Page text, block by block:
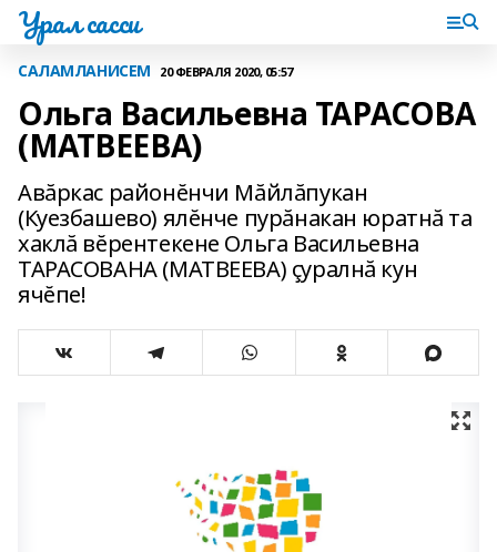
Урал сасси
САЛАМЛАНИСЕМ 20 ФЕВРАЛЯ 2020, 05:57
Ольга Васильевна ТАРАСОВА
(МАТВЕЕВА)
Авăркас районĕнчи Мăйлăпукан
(Куезбашево) ялĕнче пурăнакан юратнă та
хаклă вĕрентекене Ольга Васильевна
ТАРАСОВАНА (МАТВЕЕВА) çуралнă кун
ячĕпе!